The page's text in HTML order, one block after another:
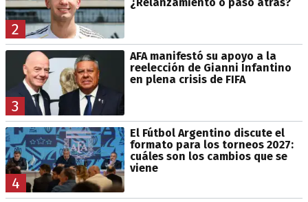
2
3
AFA manifestó su apoyo a la
reelección de Gianni Infantino
en plena crisis de FIFA
4
El Fútbol Argentino discute el
formato para los torneos 2027:
cuáles son los cambios que se
viene